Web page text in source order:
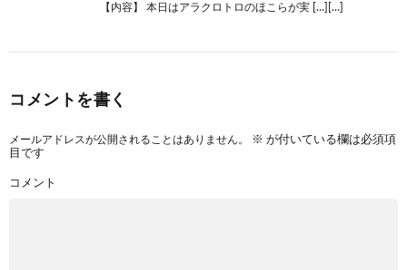
【内容】 本日はアラクロトロのほこらが実 […][…]
コメントを書く
メールアドレスが公開されることはありません。 ※ が付いている欄は必須項
目です
コメント